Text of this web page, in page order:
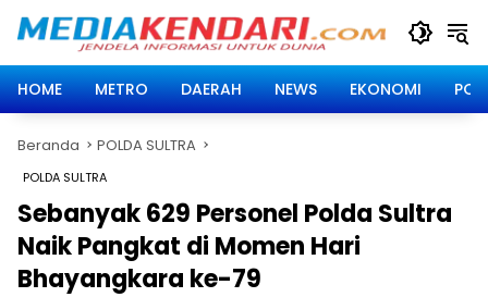
HOME
METRO DAERAH NEWS EKONOMI
Beranda POLDA SULTRA
POLDA SULTRA
Sebanyak 629 Personel Polda Sultra
Naik Pangkat di Momen Hari
Bhayangkara ke-79